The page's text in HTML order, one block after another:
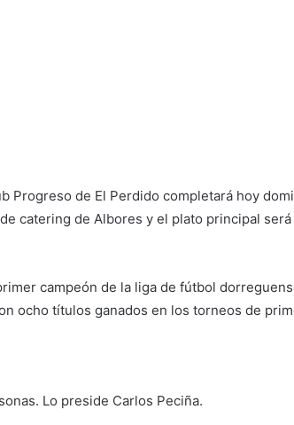
Progreso de El Perdido completará hoy
catering de Albores y el plato principal será
campeón de la liga de fútbol
ocho títulos ganados en los torneos de
Lo preside Carlos Peciña.